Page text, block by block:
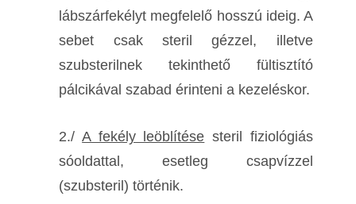
lábszárfekélyt megfelelő hosszú ideig. A
sebet csak steril gézzel, illetve
szubsterilnek tekinthető fültisztító
pálcikával szabad érinteni a kezeléskor.
2./A fekély leöblítése steril fiziológiás
sóoldattal, esetleg csapvízzel
(szubsteril) történik.